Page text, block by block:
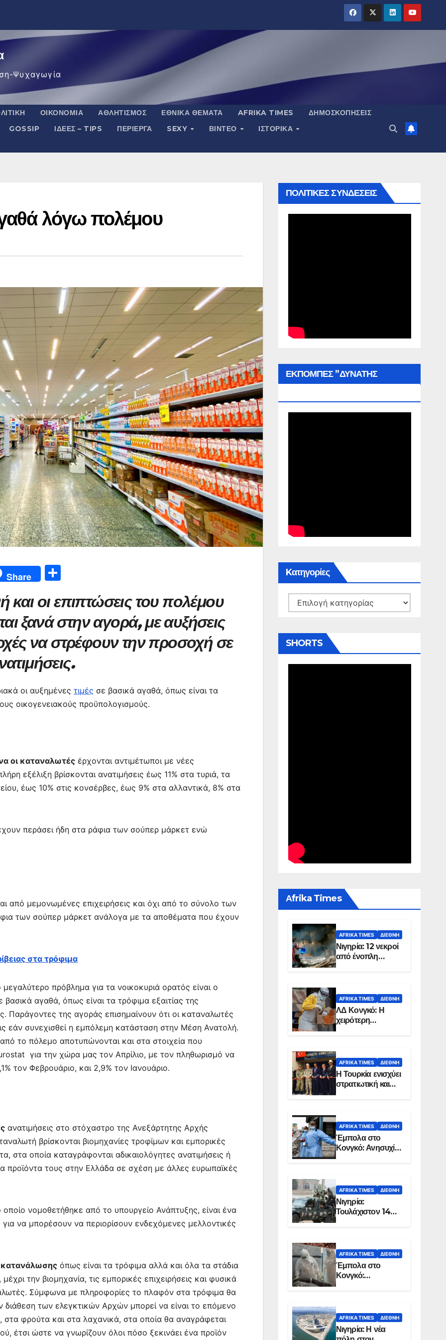
Ψυχαγωγία
ΟΙΚΟΝΟΜΊΑ ΑΘΛΗΤΙΣΜΌΣ ΕΘΝΙΚΆ ΘΈΜΑΤΑ AFRIKA TIMES
ΔΗΜΟΣΚΟΠΉΣΕΙΣ
GOSSIP ΙΔΈΕΣ – TIPS ΠΕΡΊΕΡΓΑ SEXY ΒΙΝΤΕΟ
ΙΣΤΟΡΙΚΆ
λόγω πολέμου
Share
ρ
α
σ
τε
ίτ
ε
και οι επιπτώσεις του πολέμου
ξανά στην αγορά, με αυξήσεις
να στρέφουν την προσοχή σε
οι αυξημένες τιμές σε βασικά αγαθά, όπως είναι τα
οικογενειακούς προϋπολογισμούς.
οι καταναλωτές έρχονται αντιμέτωποι με νέες
εξέλιξη βρίσκονται ανατιμήσεις έως 11% στα τυριά, τα
έως 10% στις κονσέρβες, έως 9% στα αλλαντικά, 8% στα
περάσει ήδη στα ράφια των σούπερ μάρκετ ενώ
από μεμονωμένες επιχειρήσεις και όχι από το σύνολο των
των σούπερ μάρκετ ανάλογα με τα αποθέματα που έχουν
στα τρόφιμα
μεγαλύτερο πρόβλημα για τα νοικοκυριά ορατός είναι ο
αγαθά, όπως είναι τα τρόφιμα εξαιτίας της
Παράγοντες της αγοράς επισημαίνουν ότι οι καταναλωτές
εάν συνεχισθεί η εμπόλεμη κατάσταση στην Μέση Ανατολή.
το πόλεμο αποτυπώνονται και στα στοιχεία που
για την χώρα μας τον Απρίλιο, με τον πληθωρισμό να
τον Φεβρουάριο, και 2,9% τον Ιανουάριο.
ανατιμήσεις στο στόχαστρο της Ανεξάρτητης Αρχής
βρίσκονται βιομηχανίες τροφίμων και εμπορικές
στα οποία καταγράφονται αδικαιολόγητες ανατιμήσεις ή
προϊόντα τους στην Ελλάδα σε σχέση με άλλες ευρωπαϊκές
οποίο νομοθετήθηκε από το υπουργείο Ανάπτυξης, είναι ένα
να μπορέσουν να περιορίσουν ενδεχόμενες μελλοντικές
κατανάλωσης όπως είναι τα τρόφιμα αλλά και όλα τα στάδια
την βιομηχανία, τις εμπορικές επιχειρήσεις και φυσικά
Σύμφωνα με πληροφορίες το πλαφόν στα τρόφιμα θα
διάθεση των ελεγκτικών Αρχών μπορεί να είναι το επόμενο
στα φρούτα και στα λαχανικά, στα οποία θα αναγράφεται
έτσι ώστε να γνωρίζουν όλοι πόσο ξεκινάει ένα προϊόν
ΠΟΛΙΤΙΚΕΣ ΣΥΝΔΕΣΕΙΣ
ΕΚΠΟΜΠΕΣ ”ΔΥΝΑΤΗΣ
Kατηγορίες
Kατηγορίες
SHORTS
Αfrika Times
AFRIKA TIMES ΔΙΕΘΝΉ
Νιγηρία: 12 νεκροί
από ένοπλη
επίθεση σε χωριό
AFRIKA TIMES ΔΙΕΘΝΉ
ΛΔ Κονγκό: Η
χειρότερη
επιδημία Έμπολα
χώρας
AFRIKA TIMES ΔΙΕΘΝΉ
Η Τουρκία ενισχύει
στρατιωτική και
ενεργειακή
Σομαλία
AFRIKA TIMES ΔΙΕΘΝΉ
Έμπολα στο
Κονγκό: Ανησυχία
για τη μεγάλη
AFRIKA TIMES ΔΙΕΘΝΉ
Νιγηρία:
Τουλάχιστον 14
νεκροί από
στην Οτούκπο
AFRIKA TIMES ΔΙΕΘΝΉ
Έμπολα στο
Κονγκό:
Ξεπέρασαν τους
AFRIKA TIMES ΔΙΕΘΝΉ
Νιγηρία: Η νέα